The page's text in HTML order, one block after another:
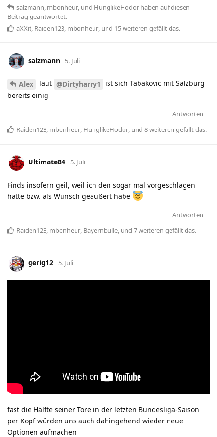
salzmann, mbonheur, und HunglikeHodor haben auf diesen
Beitrag geantwortet.
aXXit, Raiden123, mbonheur, und 15weiteren gefällt das.
salzmann 5. Juli
Alex laut @Dirtyharry1
ist sich Tabakovic mit Salzburg
bereits einig
Antworten
Raiden123, mbonheur, HunglikeHodor, und 8weiteren gefällt das.
Ultimate84 5. Juli
Finds insofern geil, weil ich den sogar mal vorgeschlagen
hatte bzw. als Wunsch geäußert habe
Antworten
Raiden123, mbonheur, Bayernbulle, und 7weiteren gefällt das.
gerig12 5. Juli
fast die Hälfte seiner Tore in der letzten Bundesliga-Saison
per Kopf würden uns auch dahingehend wieder neue
Optionen aufmachen